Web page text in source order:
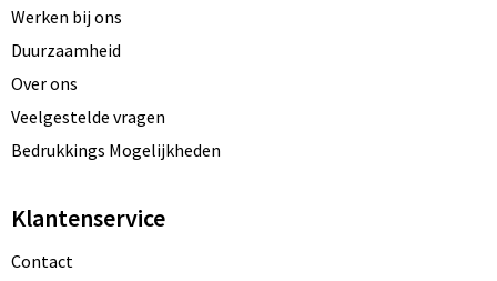
Werken bij ons
Duurzaamheid
Over ons
Veelgestelde vragen
Bedrukkings Mogelijkheden
Klantenservice
Contact